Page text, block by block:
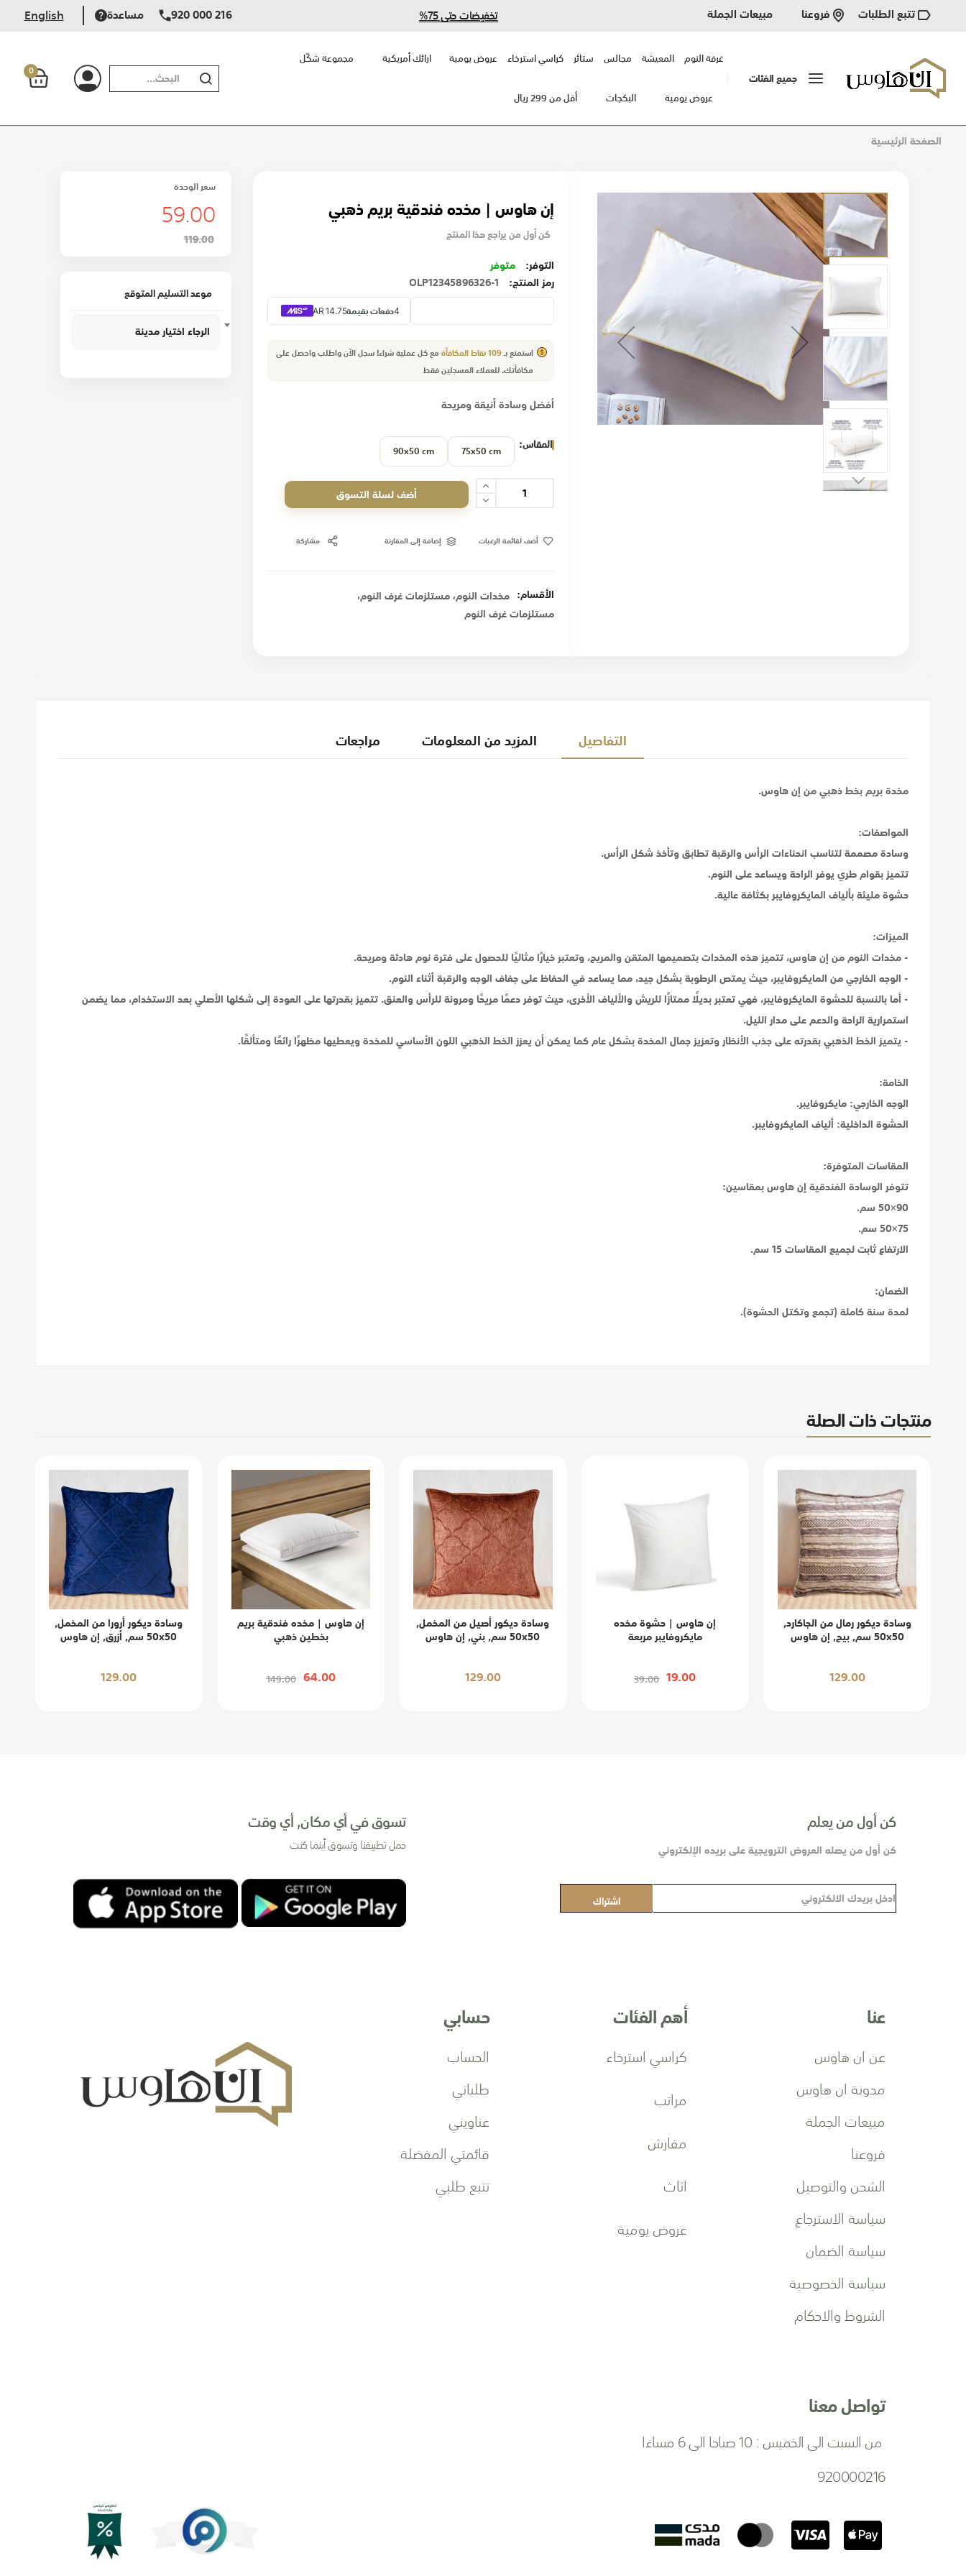
تتبع الطلبات فروعنا مبيعات الجملة تخفيضات حتى 75% مساعدة 920 000 216
English
جميع الفئات
غرفة النوم المعيشة مجالس ستائر كراسي استرخاء عروض يومية ارائك أمريكية مجموعة شكّل
عروض يومية البكجات أقل من 299 ريال
بحث
0
الصفحة الرئيسية
انتقل
إلى
النهاية
معرض
الصور
إن هاوس | مخده فندقية بريم ذهبي
كن أول من يراجع هذا المنتج
متوفر
رمز المنتج
OLP12345896326-1
استمتع بـ109نقاط المكافأةمع كل عملية شراء! سجل الآن واطلب واحصل على
مكافأتك.للعملاءالمسجلين فقط
أفضل وسادة أنيقة ومريحة
المقاس 75x50 cm
90x50 cm
أضف لسلة التسوق
أضف لقائمة الرغبات إضافة إلى المقارنة مشاركة
الأقسام: مخدات النوم,مستلزمات غرف النوم,
مستلزمات غرف النوم
سعر الوحدة
59.00
119.00
موعد التسليم المتوقع
الرجاء اختيار مدينة
التفاصيل
مخدة بريم بخط ذهبي من إن هاوس.
المواصفات:
وسادة مصممة لتناسب انحناءات الرأس والرقبة تطابق وتأخذ شكل الرأس.
تتميز بقوام طري يوفر الراحة ويساعد على النوم.
حشوة مليئة بألياف المايكروفايبر بكثافة عالية.
الميزات:
- مخدات النوم من إن هاوس، تتميز هذه المخدات بتصميمها المتقن والمريح، وتعتبر خيارًا مثاليًا للحصول على فترة نوم هادئة ومريحة.
- الوجه الخارجي من المايكروفايبر، حيث يمتص الرطوبة بشكل جيد، مما يساعد في الحفاظ على جفاف الوجه والرقبة أثناء النوم.
- أما بالنسبة للحشوة المايكروفايبر، فهي تعتبر بديلًا ممتازًا للريش والألياف الأخرى، حيث توفر دعمًا مريحًا ومرونة للرأس والعنق. تتميز بقدرتها على العودة إلى شكلها الأصلي بعد الاستخدام، مما يضمن
استمرارية الراحة والدعم على مدار الليل.
- يتميز الخط الذهبي بقدرته على جذب الأنظار وتعزيز جمال المخدة بشكل عام كما يمكن أن يعزز الخط الذهبي اللون الأساسي للمخدة ويعطيها مظهرًا رائعًا ومتألقًا.
الخامة:
الوجه الخارجي: مايكروفايبر.
الحشوة الداخلية: ألياف المايكروفايبر.
المقاسات المتوفرة:
تتوفر الوسادة الفندقية إن هاوس بمقاسين:
90×50 سم.
75×50 سم.
الارتفاع ثابت لجميع المقاسات 15 سم.
الضمان:
لمدة سنة كاملة (تجمع وتكتل الحشوة).
المزيد من المعلومات مراجعات
منتجات ذات الصلة
وسادة ديكور رمال من الجاكارد,
50x50 سم, بيج, إن هاوس
129.00
إن هاوس | حشوة مخده
مايكروفايبر مربعة
19.00
39.00
وسادة ديكور أصيل من المخمل,
50x50 سم, بني, إن هاوس
129.00
إن هاوس | مخده فندقية بريم
بخطين ذهبي
64.00
149.00
وسادة ديكور أرورا من المخمل,
50x50 سم, أزرق, إن هاوس
129.00
كن أول من يعلم
كن أول من يصله العروض الترويجية على بريده الإلكتروني
س
ج
اشتراك
تسوق في أي مكان, أي وقت
حمل تطبيقنا وتسوق أينما كنت
عنا
عن ان هاوس
مدونة ان هاوس
مبيعات الجملة
فروعنا
الشحن والتوصيل
سياسة الاسترجاع
سياسة الضمان
سياسة الخصوصية
الشروط والاحكام
أهم الفئات
كراسي استرخاء
مراتب
مفارش
اثاث
عروض يومية
حسابي
الحساب
طلباتي
عناويني
قائمتي المفضلة
تتبع طلبي
تواصل معنا
من السبت الى الخميس : 10 صباحا الى 6 مساءا
920000216